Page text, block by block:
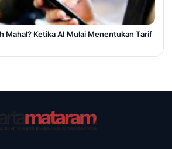
Mahal? Ketika AI Mulai Menentukan Tarif